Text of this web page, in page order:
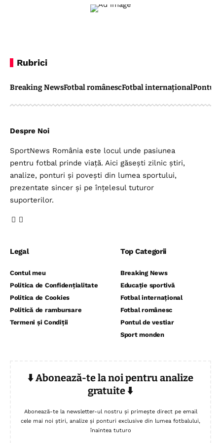
Rubrici
Breaking NewsFotbal românescFotbal internaționalPontul
Despre Noi
SportNews România este locul unde pasiunea
pentru fotbal prinde viață. Aici găsești zilnic știri,
analize, ponturi și povești din lumea sportului,
prezentate sincer și pe înțelesul tuturor
suporterilor.
Legal
Contul meu
Politica de Confidențialitate
Politica de Cookies
Politică de rambursare
Termeni și Condiții
Top Categorii
Breaking News
Educație sportivă
Fotbal internațional
Fotbal românesc
Pontul de vestiar
Sport monden
⬇️ Abonează-te la noi pentru analize
gratuite ⬇️
Abonează-te la newsletter-ul nostru și primește direct pe email
cele mai noi știri, analize și ponturi exclusive din lumea fotbalului,
înaintea tuturo